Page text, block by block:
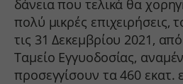
δάνεια που τελικά θα
πολύ μικρές επιχειρήσεις,
τις 31 Δεκεμβρίου 2021,
Ταμείο Εγγυοδοσίας,
προσεγγίσουν τα 460 εκατ.